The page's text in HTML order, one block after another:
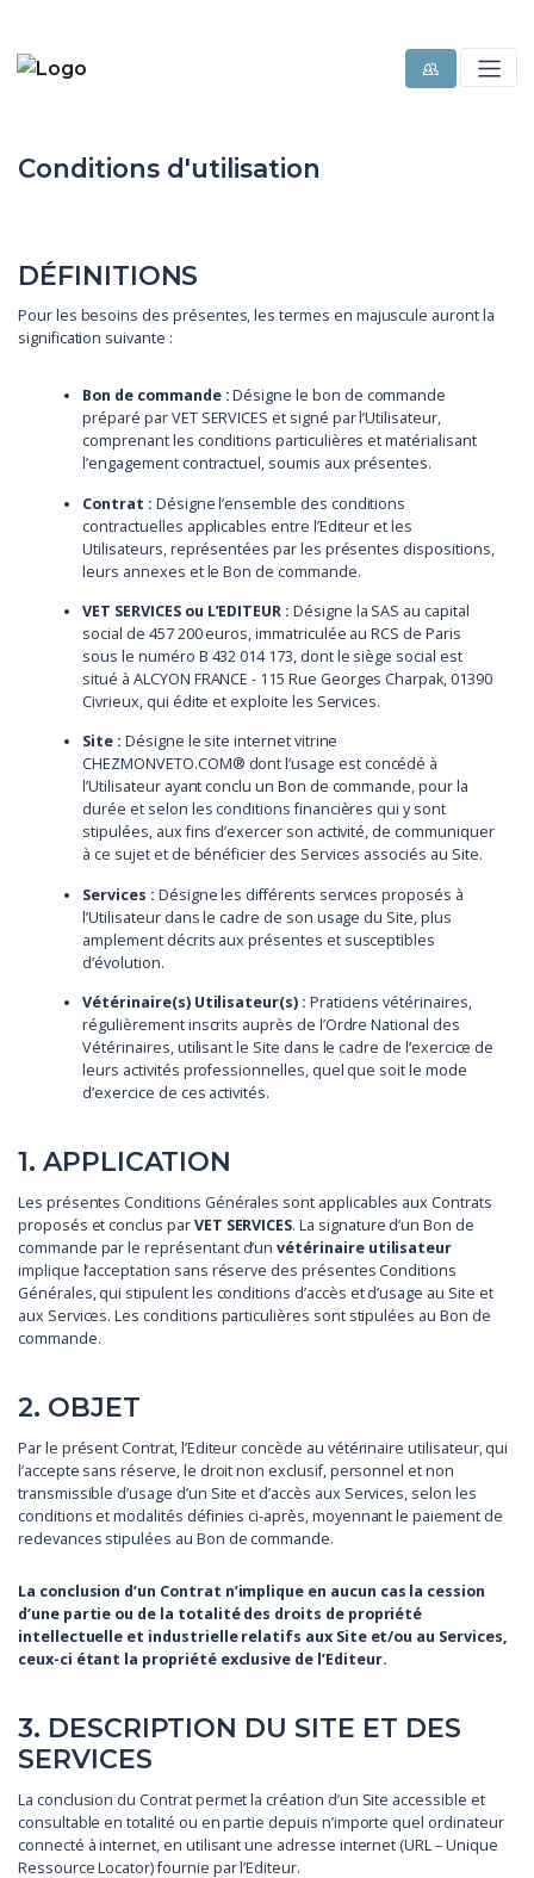
Conditions d'utilisation
DÉFINITIONS
Pour les besoins des présentes, les termes en majuscule auront la
signification suivante :
Bon de commande :Désigne le bon de commande
préparé par VET SERVICES et signé par l’Utilisateur,
comprenant les conditions particulières et matérialisant
l’engagement contractuel, soumis aux présentes.
Contrat : Désigne l’ensemble des conditions
contractuelles applicables entre l’Editeur et les
Utilisateurs, représentées par les présentes dispositions,
leurs annexes et le Bon de commande.
VET SERVICES ou L’EDITEUR : Désigne la SAS au capital
social de 457 200 euros, immatriculée au RCS de Paris
sous le numéro B 432 014 173, dont le siège social est
situé à ALCYON FRANCE - 115 Rue Georges Charpak, 01390
Civrieux, qui édite et exploite les Services.
Site : Désigne le site internet vitrine
CHEZMONVETO.COM® dont l’usage est concédé à
l’Utilisateur ayant conclu un Bon de commande, pour la
durée et selon les conditions financières qui y sont
stipulées, aux fins d’exercer son activité, de communiquer
à ce sujet et de bénéficier des Services associés au Site.
Services : Désigne les différents services proposés à
l’Utilisateur dans le cadre de son usage du Site, plus
amplement décrits aux présentes et susceptibles
d’évolution.
Vétérinaire(s) Utilisateur(s) : Praticiens vétérinaires,
régulièrement inscrits auprès de l’Ordre National des
Vétérinaires, utilisant le Site dans le cadre de l’exercice de
leurs activités professionnelles, quel que soit le mode
d’exercice de ces activités.
1. APPLICATION
Les présentes Conditions Générales sont applicables aux Contrats
proposés et conclus parVET SERVICES. La signature d’un Bon de
commande par le représentant d’unvétérinaire utilisateur
implique l’acceptation sans réserve des présentes Conditions
Générales, qui stipulent les conditions d’accès et d’usage au Site et
aux Services. Les conditions particulières sont stipulées au Bon de
commande.
2. OBJET
Par le présent Contrat, l’Editeur concède au vétérinaire utilisateur, qui
l’accepte sans réserve, le droit non exclusif, personnel et non
transmissible d’usage d’un Site et d’accès aux Services, selon les
conditions et modalités définies ci-après, moyennant le paiement de
redevances stipulées au Bon de commande.
La conclusion d’un Contrat n’implique en aucun cas la cession
d’une partie ou de la totalité des droits de propriété
intellectuelle et industrielle relatifs aux Site et/ou au Services,
ceux-ci étant la propriété exclusive de l’Editeur.
3. DESCRIPTION DU SITE ET DES
SERVICES
La conclusion du Contrat permet la création d’un Site accessible et
consultable en totalité ou en partie depuis n’importe quel ordinateur
connecté à internet, en utilisant une adresse internet (URL – Unique
Ressource Locator) fournie par l’Editeur.